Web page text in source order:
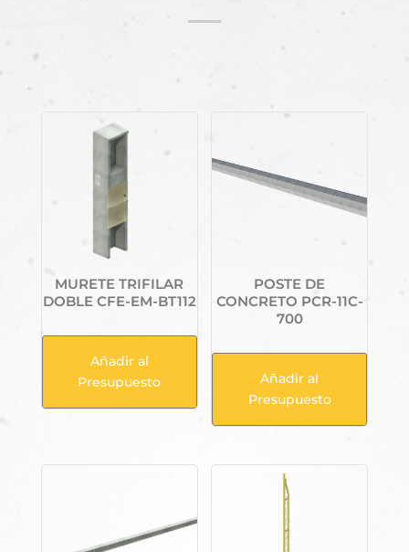
MURETE TRIFILAR
DOBLE CFE-EM-BT112
Añadir al
Presupuesto
POSTE DE
CONCRETO PCR-11C-
700
Añadir al
Presupuesto